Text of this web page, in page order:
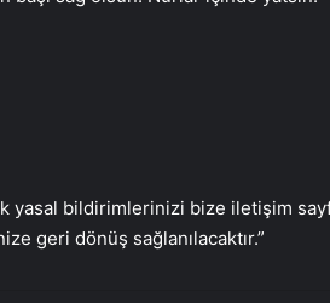
yasal bildirimlerinizi bize iletişim
geri dönüş sağlanılacaktır.”
Ankara rent a car